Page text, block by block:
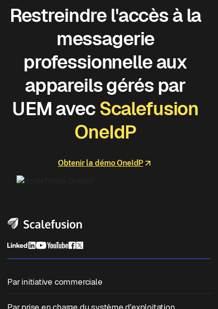
Restreindre l'accès à la
messagerie
professionnelle aux
appareils gérés par
UEM avec Scalefusion
OneIdP
Obtenir la démo OneIdP
Par initiative commerciale
Par prise en charge du système d'exploitation